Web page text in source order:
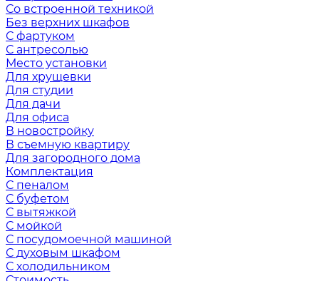
Со встроенной техникой
Без верхних шкафов
С фартуком
С антресолью
Место установки
Для хрущевки
Для студии
Для дачи
Для офиса
В новостройку
В съемную квартиру
Для загородного дома
Комплектация
С пеналом
С буфетом
С вытяжкой
С мойкой
С посудомоечной машиной
С духовым шкафом
С холодильником